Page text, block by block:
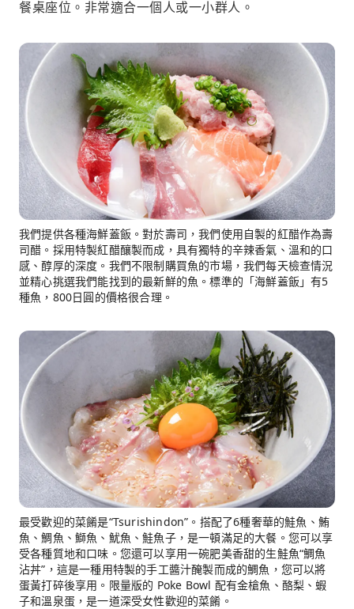
餐桌座位。非常適合一個人或一小群人。
我們提供各種海鮮蓋飯。對於壽司，我們使用自製的紅醋作為壽
司醋。採用特製紅醋釀製而成，具有獨特的辛辣香氣、溫和的口
感、醇厚的深度。我們不限制購買魚的市場，我們每天檢查情況
並精心挑選我們能找到的最新鮮的魚。標準的「海鮮蓋飯」有5
種魚，800日圓的價格很合理。
最受歡迎的菜餚是“Tsurishindon”。搭配了6種奢華的鮭魚、鮪
魚、鯛魚、鰤魚、魷魚、鮭魚子，是一頓滿足的大餐。您可以享
受各種質地和口味。您還可以享用一碗肥美香甜的生鮭魚“鯛魚
沾丼”，這是一種用特製的手工醬汁醃製而成的鯛魚，您可以將
蛋黃打碎後享用。限量版的 Poke Bowl 配有金槍魚、酪梨、蝦
子和溫泉蛋，是一道深受女性歡迎的菜餚。